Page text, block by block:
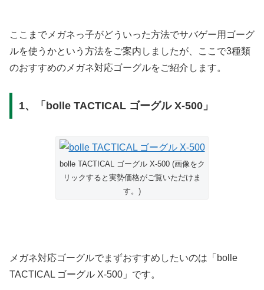
ここまでメガネっ子がどういった方法でサバゲー用ゴーグ
ルを使うかという方法をご案内しましたが、ここで3種類
のおすすめのメガネ対応ゴーグルをご紹介します。
1、「bolle TACTICAL ゴーグル X-500」
bolle TACTICAL ゴーグル X-500 (画像をク
リックすると実勢価格がご覧いただけま
す。)
メガネ対応ゴーグルでまずおすすめしたいのは「bolle
TACTICAL ゴーグル X-500」です。